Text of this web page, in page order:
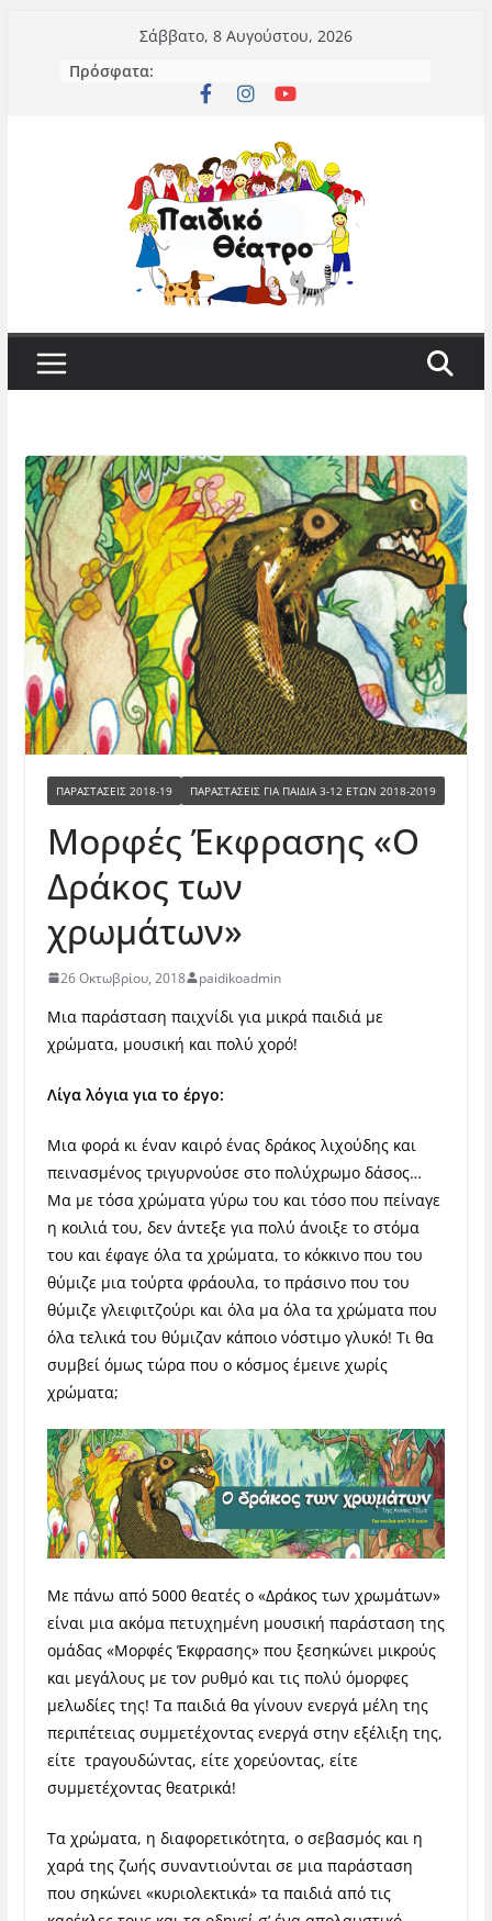
περιεχόμενο
Σάββατο, 8 Αυγούστου, 2026
Πρόσφατα:
ΠΑΡΑΣΤΑΣΕΙΣ 2018-19 ΠΑΡΑΣΤΆΣΕΙΣ ΓΙΑ ΠΑΙΔΙΆ 3-12 ΕΤΏΝ 2018-2019
Μορφές Έκφρασης «Ο
Δράκος των
χρωμάτων»
26 Οκτωβρίου, 2018 paidikoadmin
Μια παράσταση παιχνίδι για μικρά παιδιά με
χρώματα, μουσική και πολύ χορό!
Λίγα λόγια για το έργο:
Μια φορά κι έναν καιρό ένας δράκος λιχούδης και
πεινασμένος τριγυρνούσε στο πολύχρωμο δάσος…
Μα με τόσα χρώματα γύρω του και τόσο που πείναγε
η κοιλιά του, δεν άντεξε για πολύ άνοιξε το στόμα
του και έφαγε όλα τα χρώματα, το κόκκινο που του
θύμιζε μια τούρτα φράουλα, το πράσινο που του
θύμιζε γλειφιτζούρι και όλα μα όλα τα χρώματα που
όλα τελικά του θύμιζαν κάποιο νόστιμο γλυκό! Τι θα
συμβεί όμως τώρα που ο κόσμος έμεινε χωρίς
χρώματα;
Με πάνω από 5000 θεατές ο «Δράκος των χρωμάτων»
είναι μια ακόμα πετυχημένη μουσική παράσταση της
ομάδας «Μορφές Έκφρασης» που ξεσηκώνει μικρούς
και μεγάλους με τον ρυθμό και τις πολύ όμορφες
μελωδίες της! Τα παιδιά θα γίνουν ενεργά μέλη της
περιπέτειας συμμετέχοντας ενεργά στην εξέλιξη της,
είτε τραγουδώντας, είτε χορεύοντας, είτε
συμμετέχοντας θεατρικά!
Τα χρώματα, η διαφορετικότητα, ο σεβασμός και η
χαρά της ζωής συναντιούνται σε μια παράσταση
που σηκώνει «κυριολεκτικά» τα παιδιά από τις